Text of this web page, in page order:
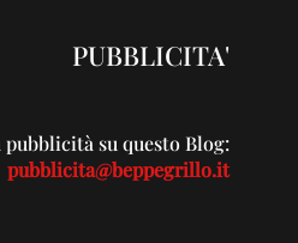
PUBBLICITA'
pubblicità su questo Blog:
pubblicita@beppegrillo.it